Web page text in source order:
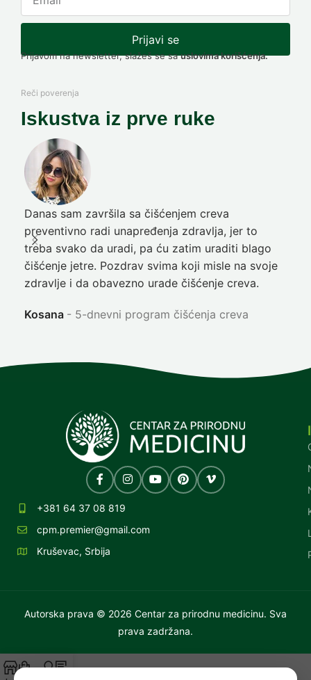
Prijavi se
Prijavom na newsletter, slažeš se sauslovima korišćenja.
Reči poverenja
Iskustva iz prve ruke
Danas sam završila sa čišćenjem creva
preventivno radi unapređenja zdravlja, jer to
treba svako da uradi, pa ću zatim uraditi blago
čišćenje jetre. Pozdrav svima koji misle na svoje
zdravlje i da obavezno urade čišćenje creva.
Kosana 5-dnevni program čišćenja creva
+381 64 37 08 819
cpm.premier@gmail.com
Kruševac, Srbija
Autorska prava © 2026 Centar za prirodnu medicinu. Sva
prava zadržana.